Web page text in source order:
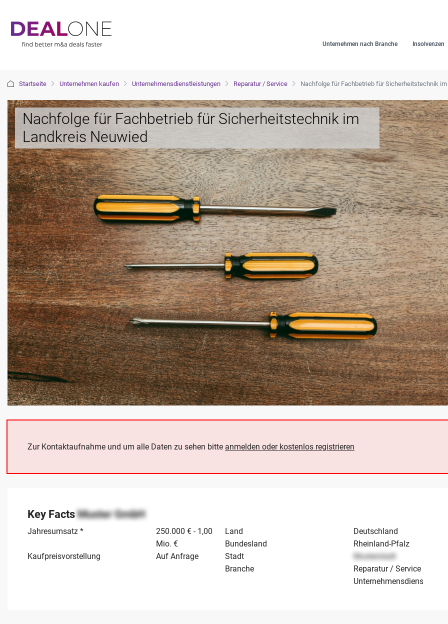
Unternehmen nach Branche Insolvenzen
Startseite Unternehmen kaufen Unternehmensdienstleistungen Reparatur / Service Nachfolge für Fachbetrieb für Sicherheitstechnik
Nachfolge für Fachbetrieb für Sicherheitstechnik im
Landkreis Neuwied
Zur Kontaktaufnahme und um alle Daten zu sehen bitte anmelden oder kostenlos registrieren
Key FactsMuster GmbH
Jahresumsatz *
250.000 € - 1,00
Mio. €
Kaufpreisvorstellung
Auf Anfrage
Land
Deutschland
Bundesland
Rheinland-Pfalz
Stadt
Musterstadt
Branche
Reparatur / Service